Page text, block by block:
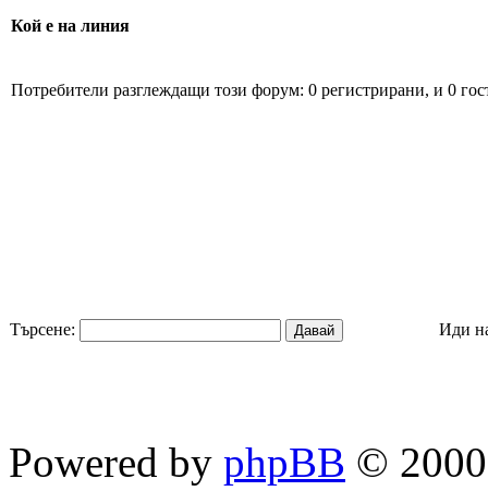
Кой е на линия
Потребители разглеждащи този форум: 0 регистрирани, и 0
Търсене: Иди
Powered by phpBB ©